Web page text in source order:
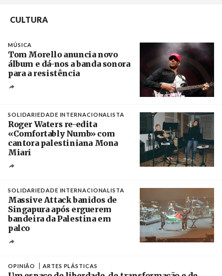
CULTURA
MÚSICA
Tom Morello anuncia novo
álbum e dá-nos a banda sonora
para a resistência
SOLIDARIEDADE INTERNACIONALISTA
Roger Waters re-edita
«Comfortably Numb» com
cantora palestiniana Mona
Miari
SOLIDARIEDADE INTERNACIONALISTA
Massive Attack banidos de
Singapura após erguerem
bandeira da Palestina em
palco
OPINIÃO ARTES PLÁSTICAS